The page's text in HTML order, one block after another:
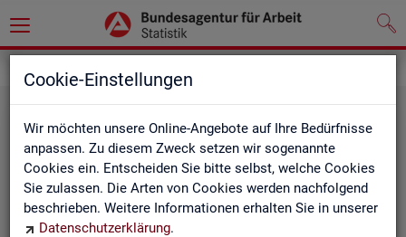
Cookie-Einstellungen
Wir möchten unsere Online-Angebote auf Ihre Bedürfnisse
anpassen. Zu diesem Zweck setzen wir sogenannte
Cookies ein. Entscheiden Sie bitte selbst, welche Cookies
Sie zulassen. Die Arten von Cookies werden nachfolgend
beschrieben. Weitere Informationen erhalten Sie in unserer
Datenschutzerklärung.
Ge­set­ze und Ver­ord­nun­gen